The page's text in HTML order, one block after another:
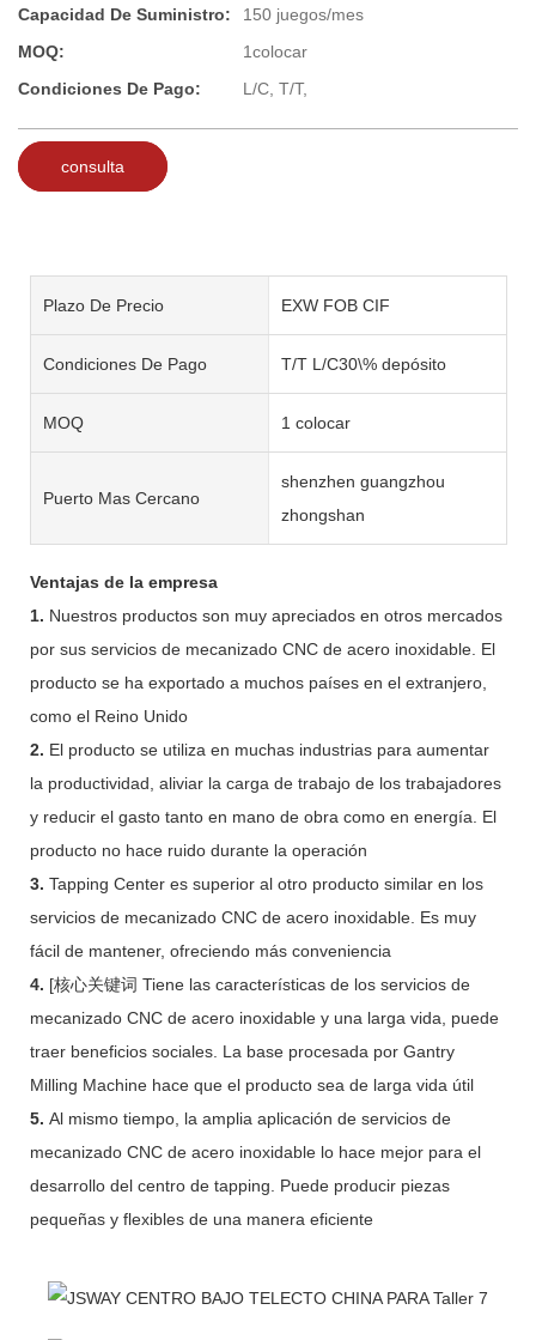
Capacidad De Suministro:
150 juegos/mes
MOQ:
1colocar
Condiciones De Pago:
L/C, T/T,
consulta
Plazo De Precio EXW FOB CIF
Condiciones De Pago T/T L/C30\% depósito
MOQ 1 colocar
Puerto Mas Cercano
shenzhen guangzhou
zhongshan
Ventajas de la empresa
1. Nuestros productos son muy apreciados en otros mercados
por sus servicios de mecanizado CNC de acero inoxidable. El
producto se ha exportado a muchos países en el extranjero,
como el Reino Unido
2. El producto se utiliza en muchas industrias para aumentar
la productividad, aliviar la carga de trabajo de los trabajadores
y reducir el gasto tanto en mano de obra como en energía. El
producto no hace ruido durante la operación
3. Tapping Center es superior al otro producto similar en los
servicios de mecanizado CNC de acero inoxidable. Es muy
fácil de mantener, ofreciendo más conveniencia
4. [核心关键词 Tiene las características de los servicios de
mecanizado CNC de acero inoxidable y una larga vida, puede
traer beneficios sociales. La base procesada por Gantry
Milling Machine hace que el producto sea de larga vida útil
5. Al mismo tiempo, la amplia aplicación de servicios de
mecanizado CNC de acero inoxidable lo hace mejor para el
desarrollo del centro de tapping. Puede producir piezas
pequeñas y flexibles de una manera eficiente